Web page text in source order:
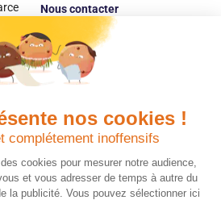
nos cookies !
complétement inoffensifs
cookies pour mesurer notre audience,
et vous adresser de temps à autre du
la publicité. Vous pouvez sélectionner ici
met
cœur
Nous contacter
Espace
donateur
l’impôt
Donner en confiance
Vos dons sont
déductibles à 75 % de
vos impôts. Depuis
plus de 15 ans, CARE